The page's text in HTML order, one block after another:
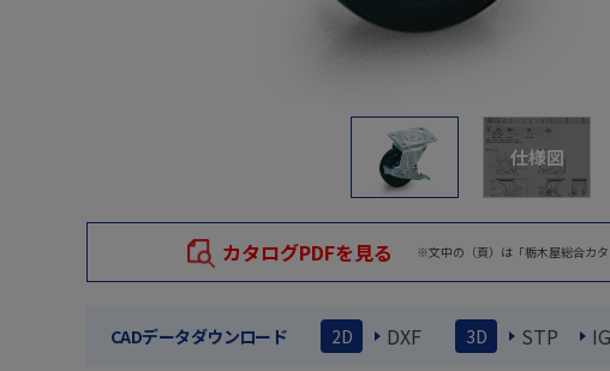
仕様図
カタログPDFを見る ※文中の（頁）は「栃木屋総合カタ
CADデータダウンロード 2D DXF 3D STP